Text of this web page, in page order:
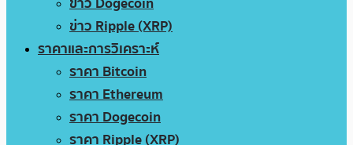
ข่าว Ripple (XRP)
ราคาและการวิเคราะห์
ราคา Bitcoin
ราคา Ethereum
ราคา Dogecoin
ราคา Ripple (XRP)